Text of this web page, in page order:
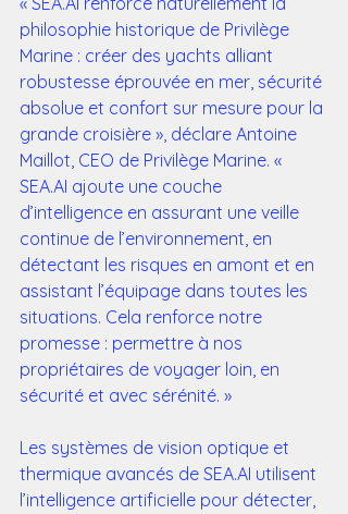
philosophie historique de Privilège
Marine : créer des yachts alliant
robustesse éprouvée en mer, sécurité
absolue et confort sur mesure pour la
grande croisière », déclare Antoine
Maillot, CEO de Privilège Marine. «
SEA.AI ajoute une couche
d’intelligence en assurant une veille
continue de l’environnement, en
détectant les risques en amont et en
assistant l’équipage dans toutes les
situations. Cela renforce notre
promesse : permettre à nos
propriétaires de voyager loin, en
sécurité et avec sérénité. »
Les systèmes de vision optique et
thermique avancés de SEA.AI utilisent
l’intelligence artificielle pour détecter,